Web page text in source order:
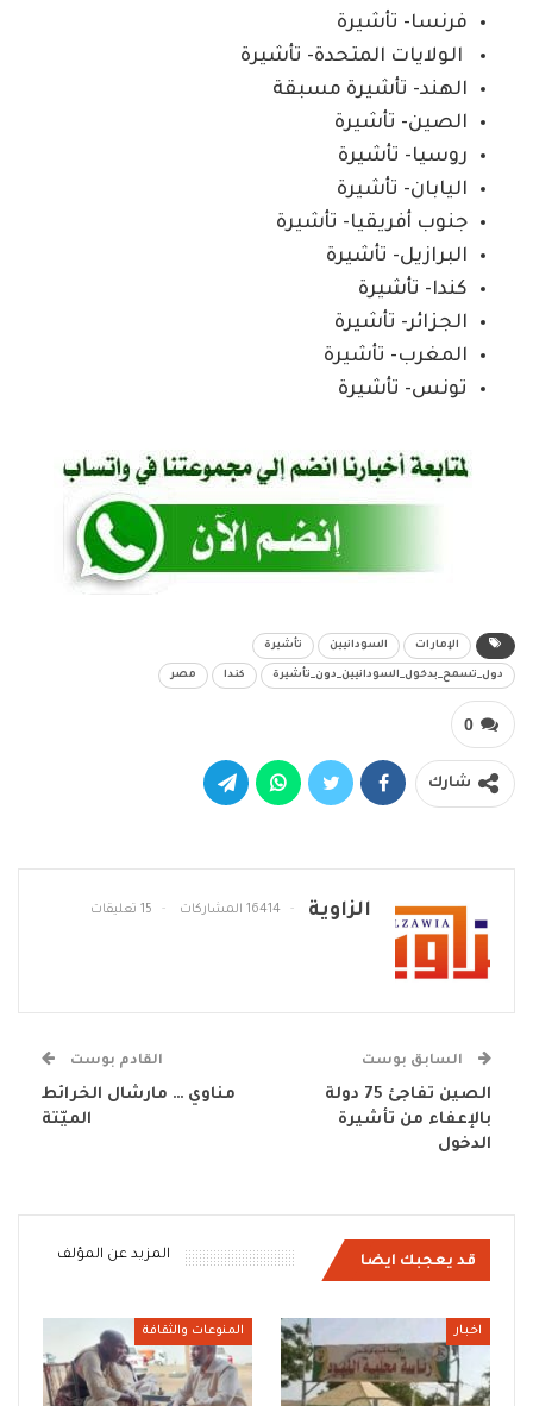
فرنسا- تأشيرة
الولايات المتحدة- تأشيرة
الهند- تأشيرة مسبقة
الصين- تأشيرة
روسيا- تأشيرة
اليابان- تأشيرة
جنوب أفريقيا- تأشيرة
البرازيل- تأشيرة
كندا- تأشيرة
الجزائر- تأشيرة
المغرب- تأشيرة
تونس- تأشيرة
الإمارات السودانيين تأشيرة
دول_تسمح_بدخول_السودانيين_دون_تأشيرة كندا مصر
0
شارك
الزاوية 16414 المشاركات 15 تعليقات
السابق بوست
الصين تفاجئ 75 دولة
بالإعفاء من تأشيرة
الدخول
القادم بوست
مناوي … مارشال الخرائط
الميّتة
قد يعجبك ايضا المزيد عن المؤلف
اخبار المنوعات والثقافة